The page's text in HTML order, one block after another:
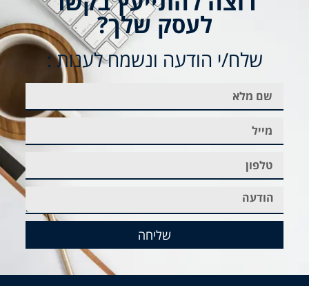
לעסק שלך?
שלח/י הודעה ונשמח לענות :
שליחה